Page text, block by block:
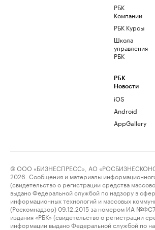
РБК
Компании
РБК Курсы
Школа
управления
РБК
РБК
Новости
iOS
Android
AppGallery
© ООО «БИЗНЕСПРЕСС», АО
2026. Сообщения и материалы информационного
(свидетельство о регистрации средства
выдано Федеральной службой по надзору в
информационных технологий и массовых
(Роскомнадзор) 09.12.2015 за номером ИА
издания «РБК» (свидетельство о регистрации
информации выдано Федеральной службой по